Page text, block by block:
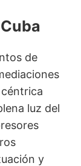
de
céntrica
luz del
y